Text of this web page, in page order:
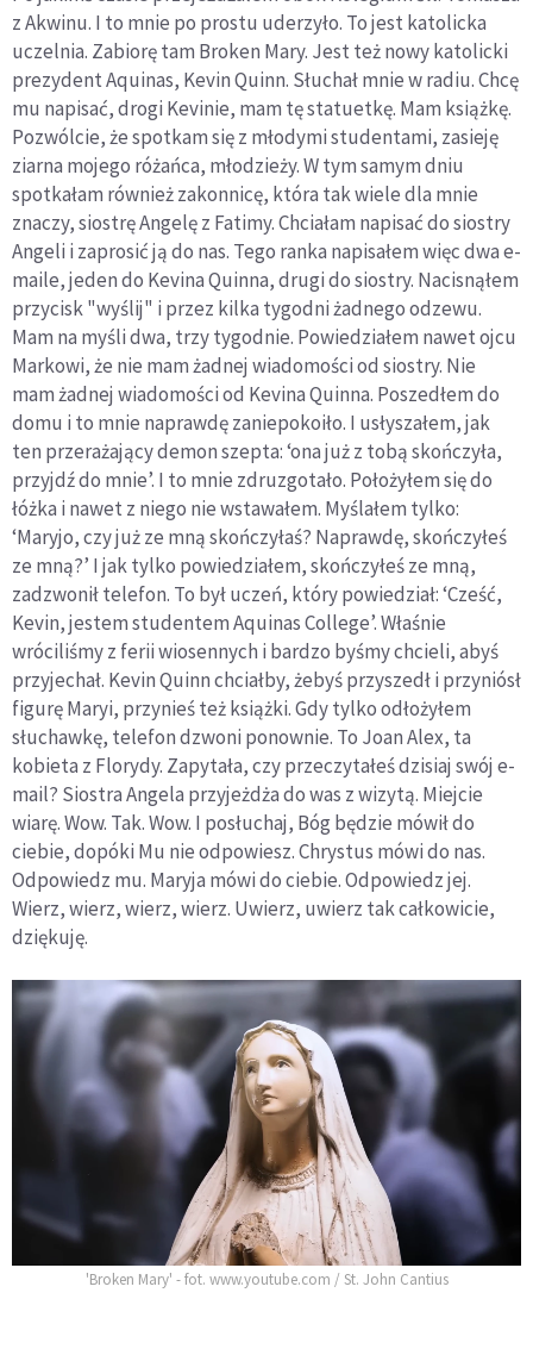
z Akwinu. I to mnie po prostu uderzyło. To jest katolicka
uczelnia. Zabiorę tam Broken Mary. Jest też nowy katolicki
prezydent Aquinas, Kevin Quinn. Słuchał mnie w radiu. Chcę
mu napisać, drogi Kevinie, mam tę statuetkę. Mam książkę.
Pozwólcie, że spotkam się z młodymi studentami, zasieję
ziarna mojego różańca, młodzieży. W tym samym dniu
spotkałam również zakonnicę, która tak wiele dla mnie
znaczy, siostrę Angelę z Fatimy. Chciałam napisać do siostry
Angeli i zaprosić ją do nas. Tego ranka napisałem więc dwa e-
maile, jeden do Kevina Quinna, drugi do siostry. Nacisnąłem
przycisk "wyślij" i przez kilka tygodni żadnego odzewu.
Mam na myśli dwa, trzy tygodnie. Powiedziałem nawet ojcu
Markowi, że nie mam żadnej wiadomości od siostry. Nie
mam żadnej wiadomości od Kevina Quinna. Poszedłem do
domu i to mnie naprawdę zaniepokoiło. I usłyszałem, jak
ten przerażający demon szepta: ‘ona już z tobą skończyła,
przyjdź do mnie’. I to mnie zdruzgotało. Położyłem się do
łóżka i nawet z niego nie wstawałem. Myślałem tylko:
‘Maryjo, czy już ze mną skończyłaś? Naprawdę, skończyłeś
ze mną?’ I jak tylko powiedziałem, skończyłeś ze mną,
zadzwonił telefon. To był uczeń, który powiedział: ‘Cześć,
Kevin, jestem studentem Aquinas College’. Właśnie
wróciliśmy z ferii wiosennych i bardzo byśmy chcieli, abyś
przyjechał. Kevin Quinn chciałby, żebyś przyszedł i przyniósł
figurę Maryi, przynieś też książki. Gdy tylko odłożyłem
słuchawkę, telefon dzwoni ponownie. To Joan Alex, ta
kobieta z Florydy. Zapytała, czy przeczytałeś dzisiaj swój e-
mail? Siostra Angela przyjeżdża do was z wizytą. Miejcie
wiarę. Wow. Tak. Wow. I posłuchaj, Bóg będzie mówił do
ciebie, dopóki Mu nie odpowiesz. Chrystus mówi do nas.
Odpowiedz mu. Maryja mówi do ciebie. Odpowiedz jej.
Wierz, wierz, wierz, wierz. Uwierz, uwierz tak całkowicie,
dziękuję.
'Broken Mary' - fot. www.youtube.com / St. John Cantius